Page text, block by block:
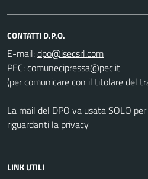
CONTATTI D.P.O.
E-mail:
PEC:
(per comunicare con il titolare del
La mail del DPO va usata SOLO
riguardanti la privacy
LINK UTILI